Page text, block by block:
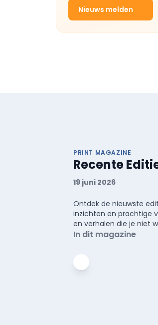
Nieuws melden
PRINT MAGAZINE
Recente
19 juni 2026
Ontdek de nieuwste
inzichten en prachtige
en verhalen die je niet
In dit magazine